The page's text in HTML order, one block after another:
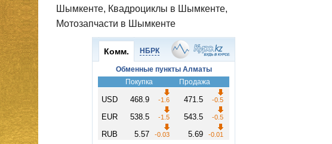
Шымкенте, Квадроциклы в Шымкенте,
Мотозапчасти в Шымкенте